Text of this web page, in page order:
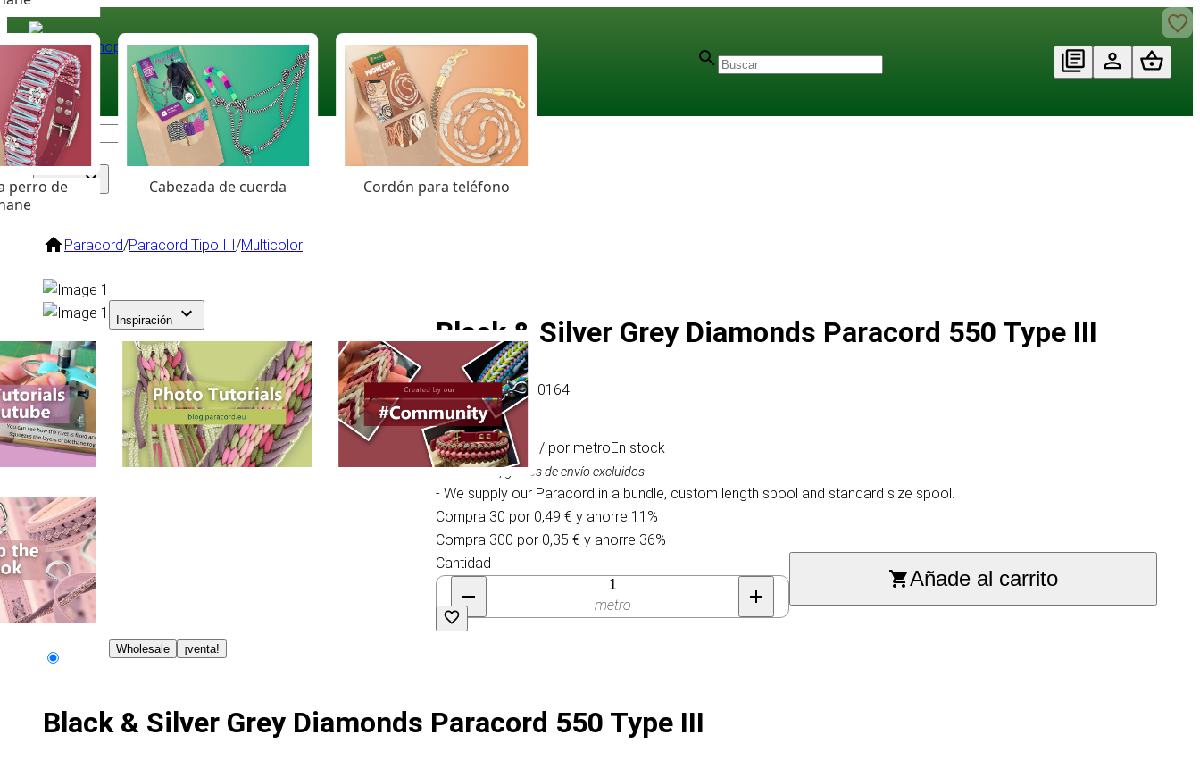
Paracord
Coloured Cord Paradise
Surtido
perro de
Cabezada de cuerda Cordón para teléfono
Inspiración
Wholesale ¡venta!
Paracord/Paracord Tipo III/Multicolor
Black & Silver Grey Diamonds Paracord 550 Type III
Artículo # MT010164
0,55 €/ por metroEn stock
IVA incluido, gastos de envío excluidos
- We supply our Paracord in a bundle, custom length spool and standard size spool.
Compra 30 por 0,49 € y ahorre 11%
Compra 300 por 0,35 € y ahorre 36%
Cantidad
metro
Añade al carrito
Black & Silver Grey Diamonds Paracord 550 Type III